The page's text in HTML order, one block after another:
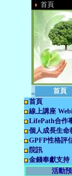
首頁
首頁
首頁
線上講座
LifePath合作
個人成長生命
GPFP性格評
院訊
金錢奉獻支持
活動